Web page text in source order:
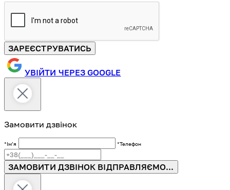
ЗАРЕЄСТРУВАТИСЬ
УВІЙТИ ЧЕРЕЗ GOOGLE
Замовити дзвінок
*Імʼя *Телефон
ЗАМОВИТИ ДЗВІНОК ВІДПРАВЛЯЄМО...